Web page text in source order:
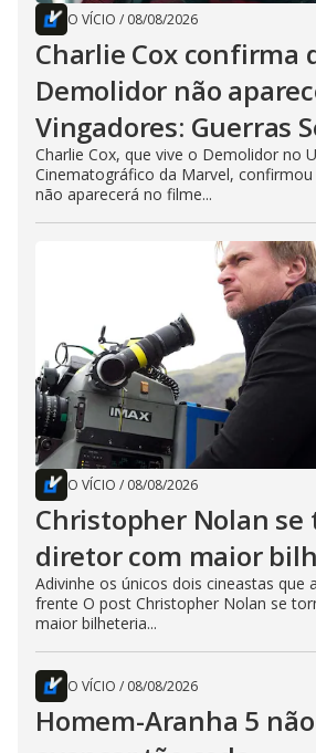
O VÍCIO / 08/08/2026
Charlie Cox confirma
Demolidor não
Vingadores: Guerras
Charlie Cox, que vive o Demolidor no
Cinematográfico da Marvel,
não aparecerá no filme...
O VÍCIO / 08/08/2026
Christopher Nolan se
diretor com maior
Adivinhe os únicos dois cineastas que
frente O post Christopher Nolan se
maior bilheteria...
O VÍCIO / 08/08/2026
Homem-Aranha 5